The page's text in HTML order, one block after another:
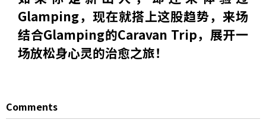
Glamping，现在就搭上这股趋势，来场
结合Glamping的Caravan Trip，展开一
场放松身心灵的治愈之旅！
Comments